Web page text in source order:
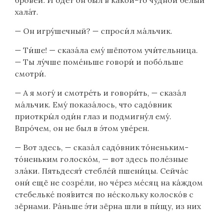
хала́т.
— Он игру́шечный? — спроси́л ма́льчик.
— Ти́ше! — сказа́ла ему́ шёпотом учи́тельница.
— Ты лу́чше поме́ньше говори́ и побо́льше
смотри́.
— А я могу́ и смотре́ть и говори́ть, — сказа́л
ма́льчик. Ему́ показа́лось, что садо́вник
приоткры́л оди́н глаз и подмигну́л ему́.
Впро́чем, он не был в э́том уве́рен.
— Вот здесь, — сказа́л садо́вник то́неньким-
то́неньким голоско́м, — вот здесь поле́зные
зла́ки. Пятьдеся́т стебле́й пшени́цы. Сейча́с
они́ ещё не созре́ли, но че́рез ме́сяц на ка́ждом
стебельке́ поя́вится по не́скольку колоско́в с
зёрнами. Ра́ньше э́ти зёрна шли в пи́щу, из них